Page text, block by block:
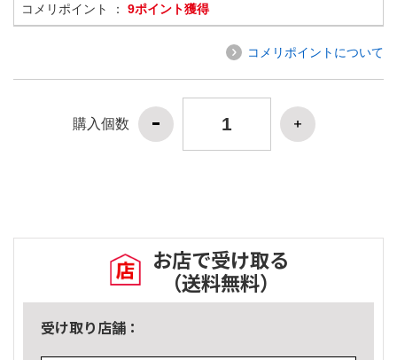
コメリポイント ： 9ポイント獲得
コメリポイントについて
購入個数
お店で受け取る
（送料無料）
受け取り店舗：